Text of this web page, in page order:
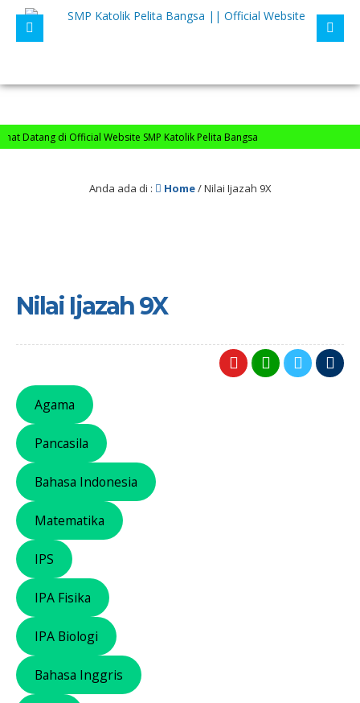
Datang di Official Website SMP Katolik Pelita Bangsa
Anda ada di : Home/Nilai Ijazah 9X
Nilai Ijazah 9X
Agama
Pancasila
Bahasa Indonesia
Matematika
IPS
IPA Fisika
IPA Biologi
Bahasa Inggris